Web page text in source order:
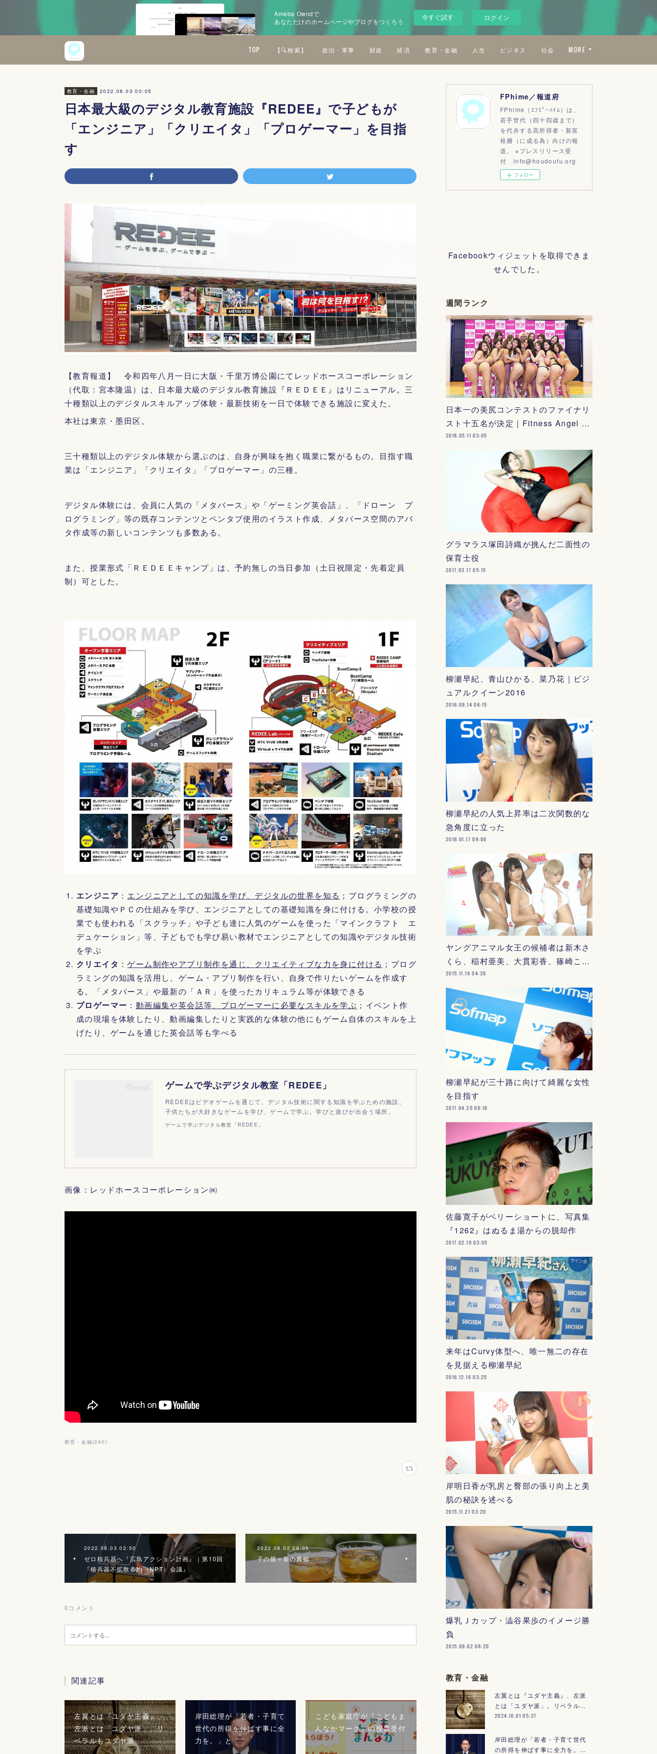
Ameba Owndで
あなただけのホームページやブログをつくろう
今すぐ試す ログイン
TOP 【🔍検索】 政治・軍事 財政 経済 教育・金融 人生 ビジネス 社会 MORE
教育・金融 2022.08.03 00:05
日本最大級のデジタル教育施設『REDEE』で子どもが
「エンジニア」「クリエイタ」「プロゲーマー」を目指
す
【教育報道】 令和四年八月一日に大阪・千里万博公園にてレッドホースコーポレーション
（代取：宮本隆温）は、日本最大級のデジタル教育施設『ＲＥＤＥＥ』はリニューアル。三
十種類以上のデジタルスキルアップ体験・最新技術を一日で体験できる施設に変えた。
本社は東京・墨田区。
三十種類以上のデジタル体験から選ぶのは、自身が興味を抱く職業に繋がるもの。目指す職
業は「エンジニア」「クリエイタ」「プロゲーマー」の三種。
デジタル体験には、会員に人気の「メタバース」や「ゲーミング英会話」、「ドローン プ
ログラミング」等の既存コンテンツとペンタブ使用のイラスト作成、メタバース空間のアバ
タ作成等の新しいコンテンツも多数ある。
また、授業形式「ＲＥＤＥＥキャンプ」は、予約無しの当日参加（土日祝限定・先着定員
制）可とした。
エンジニア ： エンジニアとしての知識を学び、デジタルの世界を知る ；プログラミングの
基礎知識やＰＣの仕組みを学び、エンジニアとしての基礎知識を身に付ける。小学校の授
業でも使われる「スクラッチ」や子ども達に人気のゲームを使った「マインクラフト エ
デュケーション」等、子どもでも学び易い教材でエンジニアとしての知識やデジタル技術
を学ぶ
クリエイタ ：ゲーム制作やアプリ制作を通じ、クリエイティブな力を身に付ける ；プログ
ラミングの知識を活用し、ゲーム・アプリ制作を行い、自身で作りたいゲームを作成す
る。「メタバース」や最新の「ＡＲ」を使ったカリキュラム等が体験できる
プロゲーマー ： 動画編集や英会話等、プロゲーマーに必要なスキルを学ぶ ；イベント作
成の現場を体験したり、動画編集したりと実践的な体験の他にもゲーム自体のスキルを上
げたり、ゲームを通じた英会話等も学べる
ゲームで学ぶデジタル教室「REDEE」
REDEEはビデオゲームを通じて、デジタル技術に関する知識を学ぶための施設。
子供たちが大好きなゲームを学び、ゲームで学ぶ。学びと遊びが出会う場所。
ゲームで学ぶデジタル教室「REDEE」
画像：レッドホースコーポレーション㈱
教育・金融(260 )
2022.08.03 02:50
ゼロ核兵器へ『広島アクション計画』｜第10回
『核兵器不拡散条約（NPT）会議』
2022.08.02 06:05
子の躾＝親の真似
0 コメント
関連記事
左翼とは『ユダヤ主義』、
左派とは「ユダヤ派」。リ
ベラルもユダヤ派
岸田総理が「若者・子育て
世代の所得を伸ばす事に全
力を。」と
こども家庭庁が『こどもま
んなかマーク』の投票受付
FPhime／報道府
FPhime（ｴﾌﾋﾟｰﾊｲﾑ）は、
若手世代（四十四歳まで）
を代弁する高所得者・新富
裕層（に成る為）向けの報
道。 ※プレスリリース受
付 info@houdoufu.org
フォロー
Facebookウィジェットを取得できま
せんでした。
週間ランク
日本一の美尻コンテストのファイナリ
スト十五名が決定｜Fitness Angel …
2018.05.11 03:05
グラマラス塚田詩織が挑んだ二面性の
保育士役
2017.03.17 05:15
柳瀬早紀、青山ひかる、菜乃花｜ビジ
ュアルクイーン2016
2016.09.14 06:15
柳瀬早紀の人気上昇率は二次関数的な
急角度に立った
2016.01.17 09:00
ヤングアニマル女王の候補者は新木さ
くら、稲村亜美、大貫彩香、篠崎こ…
2015.11.16 04:30
柳瀬早紀が三十路に向けて綺麗な女性
を目指す
2017.04.20 06:10
佐藤寛子がベリーショートに、写真集
『1262』はぬるま湯からの脱却作
2017.02.19 03:05
来年はCurvy体型へ、唯一無二の存在
を見据える柳瀬早紀
2016.12.16 03:25
岸明日香が乳房と臀部の張り向上と美
肌の秘訣を述べる
2015.11.21 03:20
爆乳Ｊカップ・澁谷果歩のイメージ勝
負
2015.09.02 08:20
教育・金融
左翼とは『ユダヤ主義』、左派
とは「ユダヤ派」。リベラル…
2024.10.01 05:37
岸田総理が「若者・子育て世代
の所得を伸ばす事に全力を。…